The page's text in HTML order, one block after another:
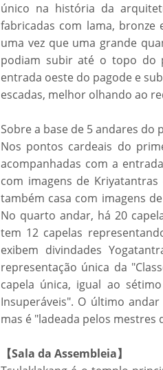
único na história da
fabricadas com lama,
uma vez que uma grande
podiam subir até o topo do
entrada oeste do pagode e
escadas, melhor olhando ao
Sobre a base de 5 andares
Nos pontos cardeais do
acompanhadas com a
com imagens de
também casa com imagens
No quarto andar, há 20
tem 12 capelas
exibem divindades
representação única da
capela única, igual ao
Insuperáveis". O último
mas é "ladeada pelos mestres
【Sala da Assembleia】